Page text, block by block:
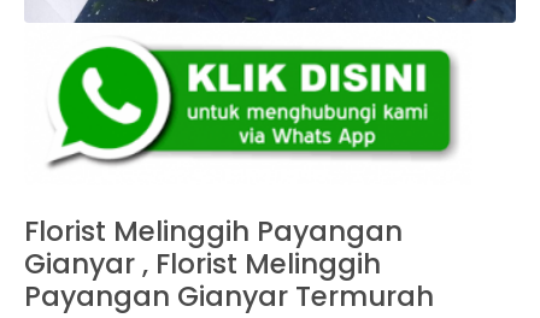
Florist Melinggih Payangan
Gianyar , Florist Melinggih
Payangan Gianyar Termurah